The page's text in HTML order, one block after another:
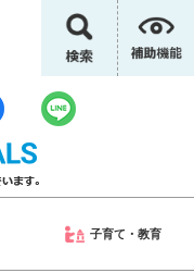
子育て・教育